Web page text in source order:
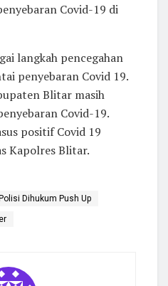
Covid-19 di
langkah pencegahan
penyebaran Covid 19.
Blitar masih
Covid-19.
positif Covid 19
Kapolres Blitar.
Polisi Dihukum Push Up